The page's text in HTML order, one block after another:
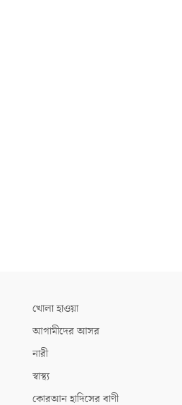
খোলা হাওয়া
আগামীদের আসর
নারী
স্বাস্থ্য
কোরআন হাদিসের বাণী